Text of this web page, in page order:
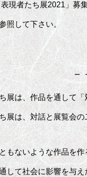
現者たち展2021」募
照して下さい。
展は、作品を通して「
展は、対話と展覧会の
もないような作品を作
して社会に影響を与え